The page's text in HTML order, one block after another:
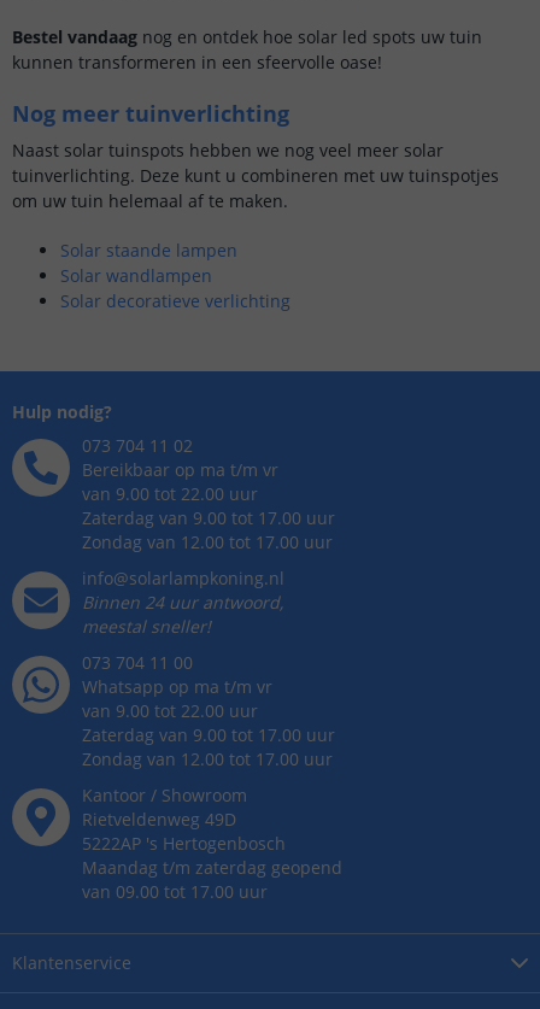
Bestel vandaag nog en ontdek hoe solar led spots uw tuin
kunnen transformeren in een sfeervolle oase!
Nog meer tuinverlichting
Naast solar tuinspots hebben we nog veel meer solar
tuinverlichting. Deze kunt u combineren met uw tuinspotjes
om uw tuin helemaal af te maken.
Solar staande lampen
Solar wandlampen
Solar decoratieve verlichting
Klantenservice
Hulp nodig?
073 704 11 02
Bereikbaar op ma t/m vr
van 9.00 tot 22.00 uur
Zaterdag van 9.00 tot 17.00 uur
Zondag van 12.00 tot 17.00 uur
info@solarlampkoning.nl
Binnen 24 uur antwoord,
meestal sneller!
073 704 11 00
Whatsapp op ma t/m vr
van 9.00 tot 22.00 uur
Zaterdag van 9.00 tot 17.00 uur
Zondag van 12.00 tot 17.00 uur
Kantoor / Showroom
Rietveldenweg 49D
5222AP 's Hertogenbosch
Maandag t/m zaterdag geopend
van 09.00 tot 17.00 uur